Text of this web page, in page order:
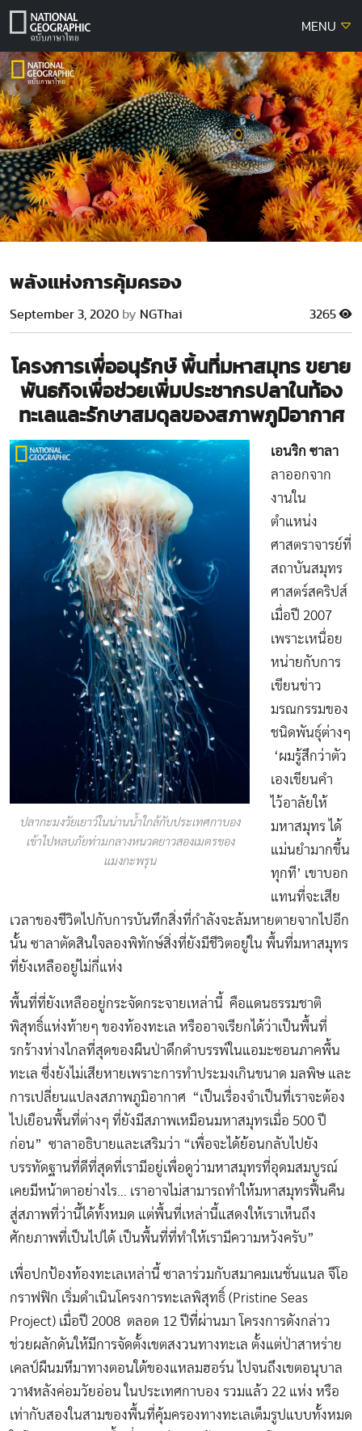
Skip
MENU
พลังแห่งการคุ้มครอง
September 3, 2020 by NGThai 3265
โครงการเพื่ออนุรักษ์ พื้นที่มหาสมุทร ขยาย
พันธกิจเพื่อช่วยเพิ่มประชากรปลาในท้อง
ทะเลและรักษาสมดุลของสภาพภูมิอากาศ
ปลากะมงวัยเยาว์ในน่านน้ำใกล้กับประเทศกาบอง
เข้าไปหลบภัยท่ามกลางหนวดยาวสองเมตรของ
แมงกะพรุน
เอนริก ซาลา
ลาออกจาก
งานใน
ตำแหน่ง
ศาสตราจารย์ที่
สถาบันสมุทร
ศาสตร์สคริปส์
เมื่อปี 2007
เพราะเหนื่อย
หน่ายกับการ
เขียนข่าว
มรณกรรมของ
ชนิดพันธุ์ต่างๆ
‘ผมรู้สึกว่าตัว
เองเขียนคำ
ไว้อาลัยให้
มหาสมุทร ได้
แม่นยำมากขึ้น
ทุกที’ เขาบอก
แทนที่จะเสีย
เวลาของชีวิตไปกับการบันทึกสิ่งที่กำลังจะล้มหายตายจากไปอีก
นั้น ซาลาตัดสินใจลองพิทักษ์สิ่งที่ยังมีชีวิตอยู่ใน พื้นที่มหาสมุทร
ที่ยังเหลืออยู่ไม่กี่แห่ง
พื้นที่ที่ยังเหลืออยู่กระจัดกระจายเหล่านี้ คือแดนธรรมชาติ
พิสุทธิ์แห่งท้ายๆ ของท้องทะเล หรืออาจเรียกได้ว่าเป็นพื้นที่
รกร้างห่างไกลที่สุดของผืนป่าดึกดำบรรพ์ในแอมะซอนภาคพื้น
ทะเล ซึ่งยังไม่เสียหายเพราะการทำประมงเกินขนาด มลพิษ และ
การเปลี่ยนแปลงสภาพภูมิอากาศ “เป็นเรื่องจำเป็นที่เราจะต้อง
ไปเยือนพื้นที่ต่างๆ ที่ยังมีสภาพเหมือนมหาสมุทรเมื่อ 500 ปี
ก่อน” ซาลาอธิบายและเสริมว่า “เพื่อจะได้ย้อนกลับไปยัง
บรรทัดฐานที่ดีที่สุดที่เรามีอยู่เพื่อดูว่ามหาสมุทรที่อุดมสมบูรณ์
เคยมีหน้าตาอย่างไร… เราอาจไม่สามารถทำให้มหาสมุทรฟื้นคืน
สู่สภาพที่ว่านี้ได้ทั้งหมด แต่พื้นที่เหล่านี้แสดงให้เราเห็นถึง
ศักยภาพที่เป็นไปได้ เป็นพื้นที่ที่ทำให้เรามีความหวังครับ”
เพื่อปกป้องท้องทะเลเหล่านี้ ซาลาร่วมกับสมาคมเนชั่นแนล จีโอ
กราฟฟิก เริ่มดำเนินโครงการทะเลพิสุทธิ์ (Pristine Seas
Project) เมื่อปี 2008 ตลอด 12 ปีที่ผ่านมา โครงการดังกล่าว
ช่วยผลักดันให้มีการจัดตั้งเขตสงวนทางทะเล ตั้งแต่ป่าสาหร่าย
เคลป์ผืนมหึมาทางตอนใต้ของแหลมฮอร์น ไปจนถึงเขตอนุบาล
วาฬหลังค่อมวัยอ่อน ในประเทศกาบอง รวมแล้ว 22 แห่ง หรือ
เท่ากับสองในสามของพื้นที่คุ้มครองทางทะเลเต็มรูปแบบทั้งหมด